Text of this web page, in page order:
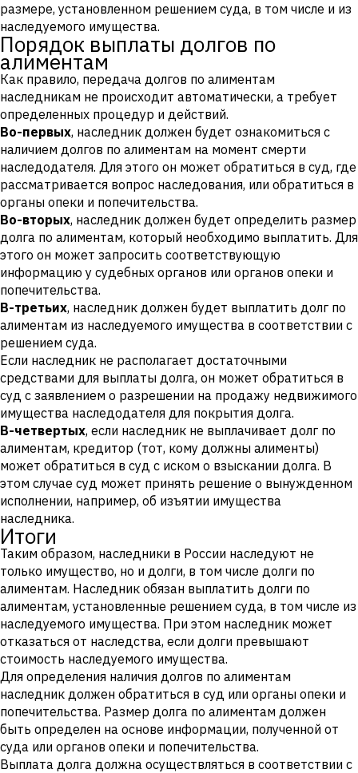
размере, установленном решением суда, в том числе и из
наследуемого имущества.
Порядок выплаты долгов по
алиментам
Как правило, передача долгов по алиментам
наследникам не происходит автоматически, а требует
определенных процедур и действий.
Во-первых, наследник должен будет ознакомиться с
наличием долгов по алиментам на момент смерти
наследодателя. Для этого он может обратиться в суд, где
рассматривается вопрос наследования, или обратиться в
органы опеки и попечительства.
Во-вторых, наследник должен будет определить размер
долга по алиментам, который необходимо выплатить. Для
этого он может запросить соответствующую
информацию у судебных органов или органов опеки и
попечительства.
В-третьих, наследник должен будет выплатить долг по
алиментам из наследуемого имущества в соответствии с
решением суда.
Если наследник не располагает достаточными
средствами для выплаты долга, он может обратиться в
суд с заявлением о разрешении на продажу недвижимого
имущества наследодателя для покрытия долга.
В-четвертых, если наследник не выплачивает долг по
алиментам, кредитор (тот, кому должны алименты)
может обратиться в суд с иском о взыскании долга. В
этом случае суд может принять решение о вынужденном
исполнении, например, об изъятии имущества
наследника.
Итоги
Таким образом, наследники в России наследуют не
только имущество, но и долги, в том числе долги по
алиментам. Наследник обязан выплатить долги по
алиментам, установленные решением суда, в том числе из
наследуемого имущества. При этом наследник может
отказаться от наследства, если долги превышают
стоимость наследуемого имущества.
Для определения наличия долгов по алиментам
наследник должен обратиться в суд или органы опеки и
попечительства. Размер долга по алиментам должен
быть определен на основе информации, полученной от
суда или органов опеки и попечительства.
Выплата долга должна осуществляться в соответствии с